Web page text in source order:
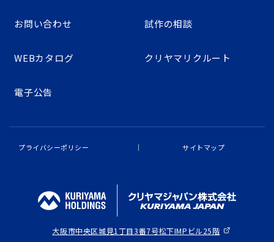
お問い合わせ 試作の相談
WEBカタログ クリヤマリクルート
電子公告
大阪市中央区城見1丁目3番7号松下IMPビル25階
プライバシーポリシー サイトマップ